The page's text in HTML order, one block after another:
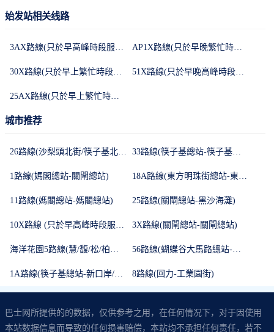
始发站相关线路
3AX路線(只於早高峰時段服務、強制性假期停駛) AP1X路線(只於早晚繁忙時段服務/強制性假期停駛)
30X路線(只於早上繁忙時段服務/星期日及強制性假期停駛) 51X路線(只於早晚高峰時段服務、周日及公眾假期停駛)
25AX路線(只於早上繁忙時段服務/星期日及強制性假期停駛)
城市推荐
26路線(沙梨頭北街/筷子基北灣-路環街市) 33路線(筷子基總站-筷子基總站)
1路線(媽閣總站-關閘總站) 18A路線(東方明珠街總站-東方明珠街總站)
11路線(媽閣總站-媽閣總站) 25路線(關閘總站-黑沙海灘)
10X路線 (只於早高峰時段服務/星期日及強制性假期停駛) 3X路線(關閘總站-關閘總站)
海洋花園5路線(慧/馥/松/柏苑專車) 56路線(蝴蝶谷大馬路總站-蝴蝶谷大馬路總站)
1A路線(筷子基總站-新口岸/科英布拉街) 8路線(回力-工業園街)
巴士网所提供的的数据，仅供参考之用，在任何情况下，对于因使用
本站数据信息而导致的任何损害赔偿，本站均不承担任何责任，若不